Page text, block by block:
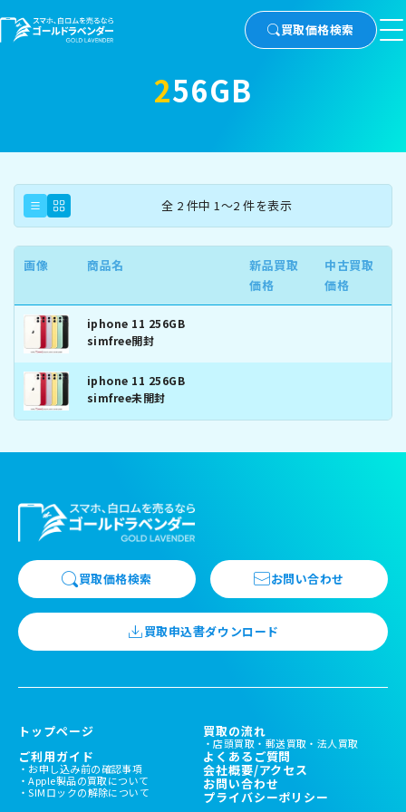
買取価格検索
256GB
全 2 件中 1～2 件を表示
画像 商品名
新品買取
価格
中古買取
価格
iphone 11 256GB
simfree開封
iphone 11 256GB
simfree未開封
買取価格検索 お問い合わせ
買取申込書ダウンロード
トップページ 買取の流れ
店頭買取 郵送買取 法人買取
ご利用ガイド
お申し込み前の確認事項
Apple製品の買取について
SIMロックの解除について
よくあるご質問
会社概要/アクセス
お問い合わせ
プライバシーポリシー